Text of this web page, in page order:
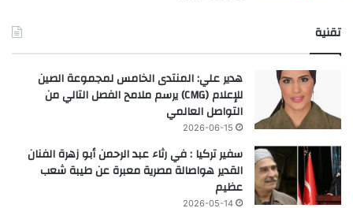
تقنية
هدير علي: المنتدى الخامس لمجموعة الصين
للإعلام (CMG) يرسم ملامح الفصل التالي من
التواصل العالمي
2026-06-15
سفير تركيا : في رثاء عبد الرحمن أبو زهرة الفنان
القدير هواصالة مصرية معبرة عن طيبة شعب
عظيم
2026-05-14